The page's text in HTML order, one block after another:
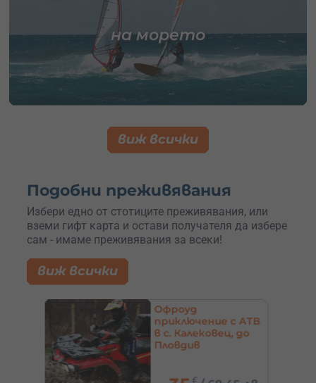
на морето
виж всички
Подобни преживявания
Избери едно от стотиците преживявания, или
вземи гифт карта и остави получателя да избере
сам - имаме преживявания за всеки!
виж всички
Офроуд
приключение с АТВ
в с. Калековец, до
Пловдив